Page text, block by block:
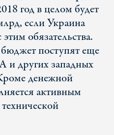
год в целом будет
если Украина
обязательства.
поступят еще
других западных
денежной
активным